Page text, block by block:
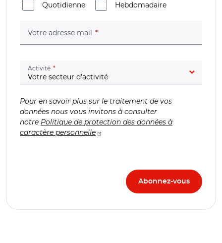
Quotidienne
Hebdomadaire
Votre adresse mail (champ obligatoire)
Activité (champ obligatoire)
Pour en savoir plus sur le traitement de vos
données nous vous invitons à consulter
notre Politique de protection des données à
caractère personnelle